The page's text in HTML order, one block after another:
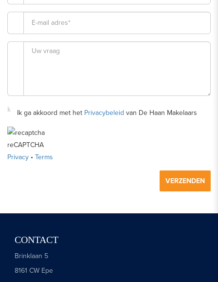
Ik ga akkoord met het Privacybeleid van De Haan Makelaars
reCAPTCHA
Privacy • Terms
VERZENDEN
CONTACT
Brinklaan 5
8161 CW Epe